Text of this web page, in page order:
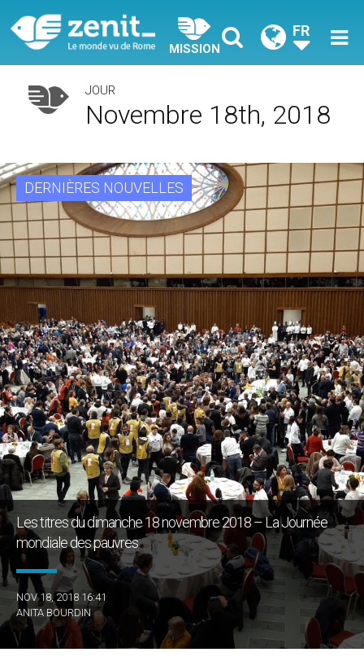
MISSION
FR
JOUR
Novembre 18th, 2018
DERNIÈRES NOUVELLES
Les titres du dimanche 18 novembre 2018 – La Journée
mondiale des pauvres
NOV 18, 2018 16:41
ANITA BOURDIN